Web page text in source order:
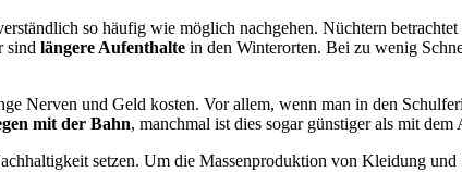
so häufig wie möglich nachgehen. Nüchtern
sind längere Aufenthalte in den Winterorten. Bei zu wenig
Nerven und Geld kosten. Vor allem, wenn man in den
mit der Bahn, manchmal ist dies sogar günstiger als mit dem
setzen. Um die Massenproduktion von Kleidung